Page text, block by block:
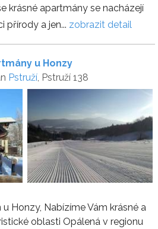
krásné apartmány se nacházejí
přírody a jen... zobrazit detail
u Honzy
Pstruží, Pstruží 138
Honzy, Nabízíme Vám krásné a
oblasti Opálená v regionu